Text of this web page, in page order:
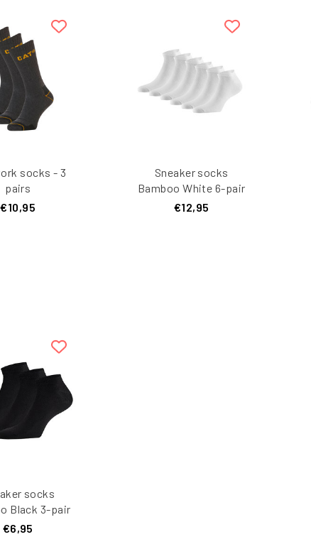
socks - 3
pairs
€10,95
Sneaker socks
Bamboo White 6-pair
€12,95
socks
Black 3-pair
€6,95